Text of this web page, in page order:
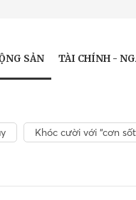
SẢN TÀI CHÍNH -
Khóc cười với “cơn